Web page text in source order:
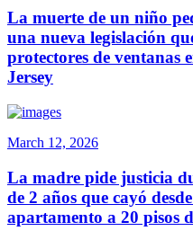
La muerte de un niño
una nueva legislación
protectores de ventanas
Jersey
March 12, 2026
La madre pide justicia
de 2 años que cayó
apartamento a 20 pisos